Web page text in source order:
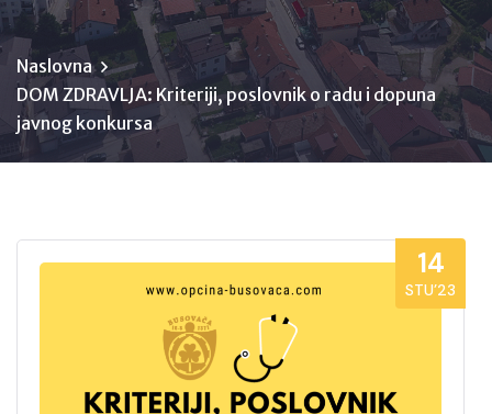
Naslovna
DOM ZDRAVLJA: Kriteriji, poslovnik o radu i dopuna
javnog konkursa
14
STU’23